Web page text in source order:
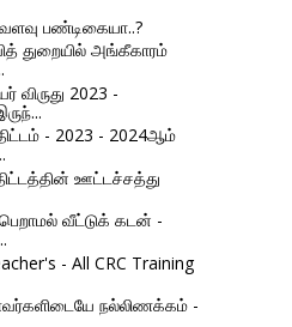
பண்டிகையா..?
துறையில் அங்கீகாரம்
விருது 2023 -
- 2023 - 2024ஆம்
ஊட்டச்சத்து
வீட்டுக் கடன் -
- All CRC Training
நல்லிணக்கம் -